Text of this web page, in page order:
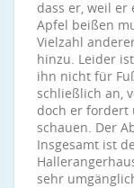
dass er, weil
Apfel beißen
Vielzahl
hinzu. Leider
ihn nicht für
schließlich an,
doch er fordert
schauen. Der
Insgesamt ist
sehr